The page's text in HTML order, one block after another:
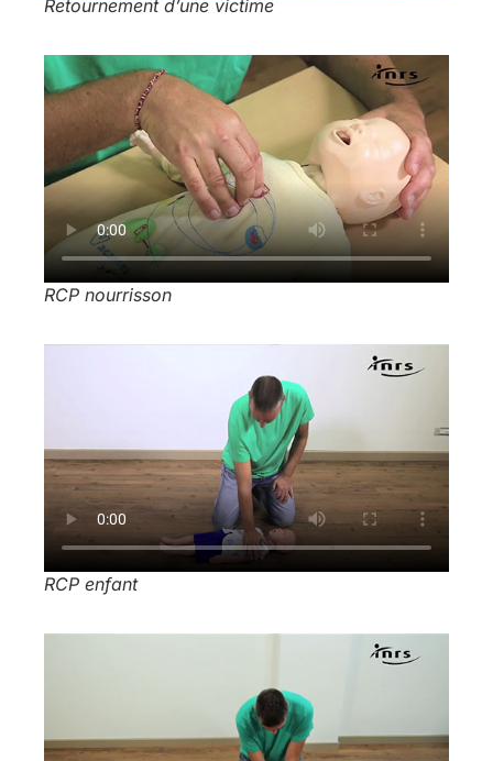
Retournement d’une victime
RCP nourrisson
RCP enfant